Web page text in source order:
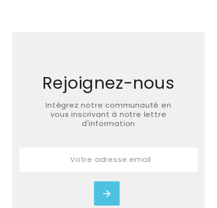
Rejoignez-nous
Intégrez notre communauté en
vous inscrivant à notre lettre
d'information